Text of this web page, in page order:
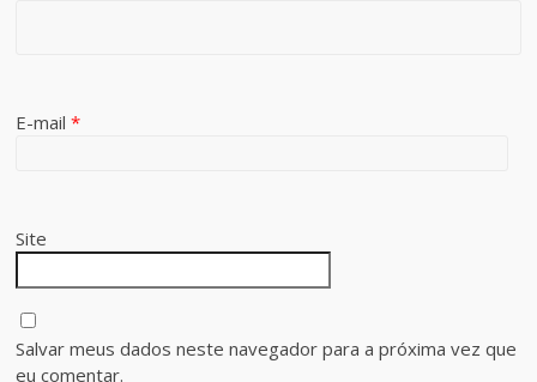
E-mail*
Site
Salvar meus dados neste navegador para a próxima vez que
eu comentar.